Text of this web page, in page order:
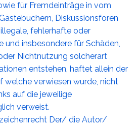
für Fremdeinträge in vom
Diskussionsforen
fehlerhafte oder
und insbesondere für Schäden,
Nichtnutzung solcherart
entstehen, haftet allein der
welche verwiesen wurde, nicht
auf die jeweilige
verweist.
Der/ die Autor/